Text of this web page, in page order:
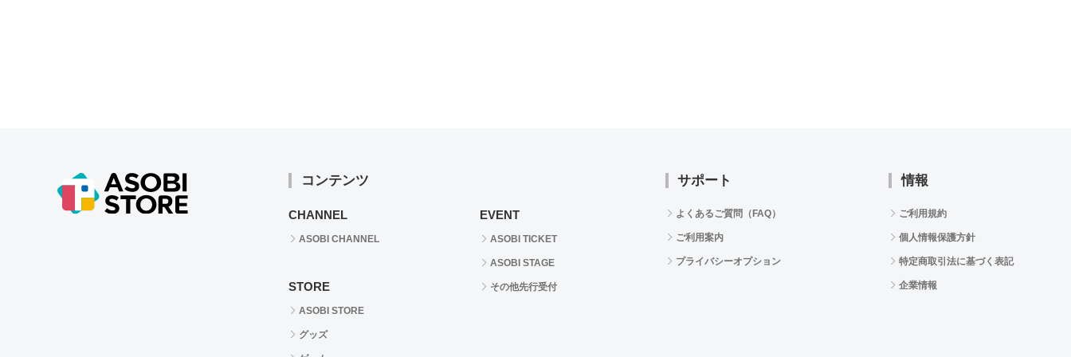
コンテンツ
CHANNEL
ASOBI CHANNEL
STORE
ASOBI STORE
グッズ
EVENT
ASOBI TICKET
ASOBI STAGE
その他先行受付
サポート
よくあるご質問（FAQ）
ご利用案内
プライバシーオプション
情報
ご利用規約
個人情報保護方針
特定商取引法に基づく表記
企業情報